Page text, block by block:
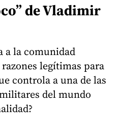
de Vladimir
a la comunidad
legítimas para
controla a una de las
del mundo